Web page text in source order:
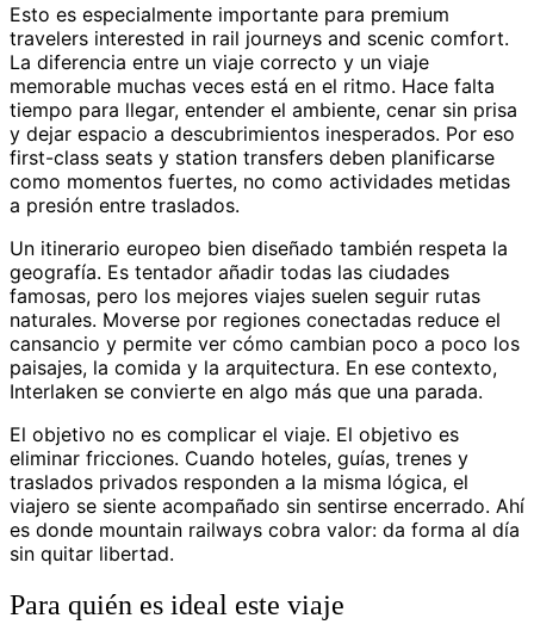
Esto es especialmente importante para premium
travelers interested in rail journeys and scenic comfort.
La diferencia entre un viaje correcto y un viaje
memorable muchas veces está en el ritmo. Hace falta
tiempo para llegar, entender el ambiente, cenar sin prisa
y dejar espacio a descubrimientos inesperados. Por eso
first-class seats y station transfers deben planificarse
como momentos fuertes, no como actividades metidas
a presión entre traslados.
Un itinerario europeo bien diseñado también respeta la
geografía. Es tentador añadir todas las ciudades
famosas, pero los mejores viajes suelen seguir rutas
naturales. Moverse por regiones conectadas reduce el
cansancio y permite ver cómo cambian poco a poco los
paisajes, la comida y la arquitectura. En ese contexto,
Interlaken se convierte en algo más que una parada.
El objetivo no es complicar el viaje. El objetivo es
eliminar fricciones. Cuando hoteles, guías, trenes y
traslados privados responden a la misma lógica, el
viajero se siente acompañado sin sentirse encerrado. Ahí
es donde mountain railways cobra valor: da forma al día
sin quitar libertad.
Para quién es ideal este viaje